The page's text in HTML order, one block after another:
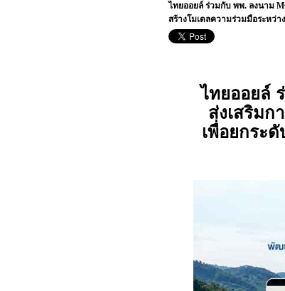
ไทยออยล์ ร่วมกับ พพ. ลงนาม
สร้างโมเดลความร่วมมือระหว่า
ไทยออยล์
ส่งเสริมก
เพื่อยกระ